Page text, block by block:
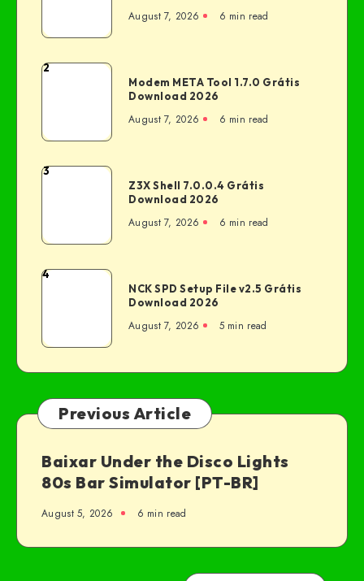
August 7, 2026 6 min read
2
Modem META Tool 1.7.0 Grátis
Download 2026
August 7, 2026 6 min read
3
Z3X Shell 7.0.0.4 Grátis
Download 2026
August 7, 2026 6 min read
4
NCK SPD Setup File v2.5 Grátis
Download 2026
August 7, 2026 5 min read
Previous Article
Baixar Under the Disco Lights
80s Bar Simulator [PT-BR]
August 5, 2026 6 min read